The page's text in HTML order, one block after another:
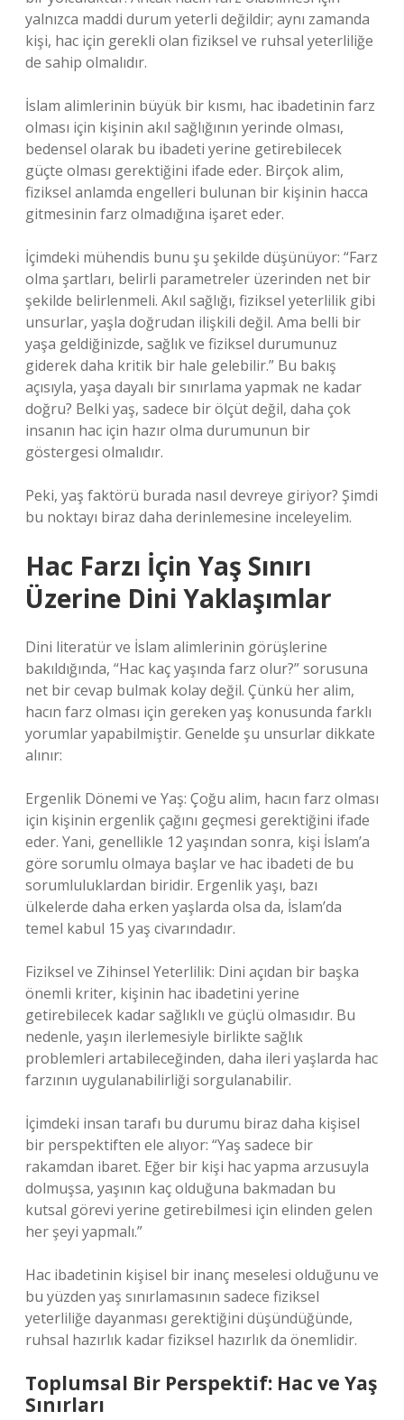
yalnızca maddi durum yeterli değildir; aynı zamanda
kişi, hac için gerekli olan fiziksel ve ruhsal yeterliliğe
de sahip olmalıdır.
İslam alimlerinin büyük bir kısmı, hac ibadetinin farz
olması için kişinin akıl sağlığının yerinde olması,
bedensel olarak bu ibadeti yerine getirebilecek
güçte olması gerektiğini ifade eder. Birçok alim,
fiziksel anlamda engelleri bulunan bir kişinin hacca
gitmesinin farz olmadığına işaret eder.
İçimdeki mühendis bunu şu şekilde düşünüyor: “Farz
olma şartları, belirli parametreler üzerinden net bir
şekilde belirlenmeli. Akıl sağlığı, fiziksel yeterlilik gibi
unsurlar, yaşla doğrudan ilişkili değil. Ama belli bir
yaşa geldiğinizde, sağlık ve fiziksel durumunuz
giderek daha kritik bir hale gelebilir.” Bu bakış
açısıyla, yaşa dayalı bir sınırlama yapmak ne kadar
doğru? Belki yaş, sadece bir ölçüt değil, daha çok
insanın hac için hazır olma durumunun bir
göstergesi olmalıdır.
Peki, yaş faktörü burada nasıl devreye giriyor? Şimdi
bu noktayı biraz daha derinlemesine inceleyelim.
Hac Farzı İçin Yaş Sınırı
Üzerine Dini Yaklaşımlar
Dini literatür ve İslam alimlerinin görüşlerine
bakıldığında, “Hac kaç yaşında farz olur?” sorusuna
net bir cevap bulmak kolay değil. Çünkü her alim,
hacın farz olması için gereken yaş konusunda farklı
yorumlar yapabilmiştir. Genelde şu unsurlar dikkate
alınır:
Ergenlik Dönemi ve Yaş: Çoğu alim, hacın farz olması
için kişinin ergenlik çağını geçmesi gerektiğini ifade
eder. Yani, genellikle 12 yaşından sonra, kişi İslam’a
göre sorumlu olmaya başlar ve hac ibadeti de bu
sorumluluklardan biridir. Ergenlik yaşı, bazı
ülkelerde daha erken yaşlarda olsa da, İslam’da
temel kabul 15 yaş civarındadır.
Fiziksel ve Zihinsel Yeterlilik: Dini açıdan bir başka
önemli kriter, kişinin hac ibadetini yerine
getirebilecek kadar sağlıklı ve güçlü olmasıdır. Bu
nedenle, yaşın ilerlemesiyle birlikte sağlık
problemleri artabileceğinden, daha ileri yaşlarda hac
farzının uygulanabilirliği sorgulanabilir.
İçimdeki insan tarafı bu durumu biraz daha kişisel
bir perspektiften ele alıyor: “Yaş sadece bir
rakamdan ibaret. Eğer bir kişi hac yapma arzusuyla
dolmuşsa, yaşının kaç olduğuna bakmadan bu
kutsal görevi yerine getirebilmesi için elinden gelen
her şeyi yapmalı.”
Hac ibadetinin kişisel bir inanç meselesi olduğunu ve
bu yüzden yaş sınırlamasının sadece fiziksel
yeterliliğe dayanması gerektiğini düşündüğünde,
ruhsal hazırlık kadar fiziksel hazırlık da önemlidir.
Toplumsal Bir Perspektif: Hac ve Yaş
Sınırları